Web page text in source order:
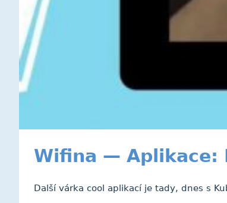
Wifina — Aplikace:
Další várka cool aplikací je tady, dnes s